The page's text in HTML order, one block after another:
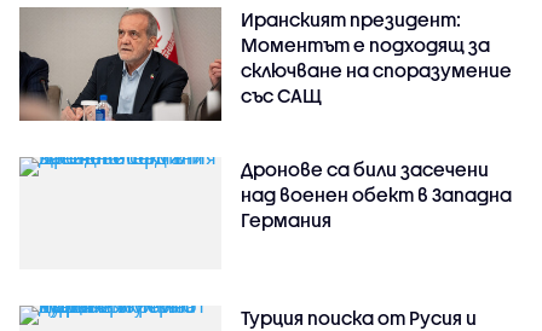
Иранският президент:
Моментът е подходящ за
сключване на споразумение
със САЩ
Дронове са били засечени
над военен обект в Западна
Германия
Турция поиска от Русия и